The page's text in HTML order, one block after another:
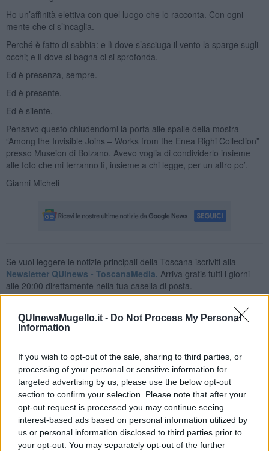
QUInewsMugello.it - Do Not Process My Personal
Information
If you wish to opt-out of the sale, sharing to third parties, or
processing of your personal or sensitive information for
targeted advertising by us, please use the below opt-out
section to confirm your selection. Please note that after your
opt-out request is processed you may continue seeing
interest-based ads based on personal information utilized by
us or personal information disclosed to third parties prior to
your opt-out. You may separately opt-out of the further
Ho un’affinità elettiva con quel luogo che lo racconta. Con ogni
mente che ci s’incaglia.
Perché è fatto di sabbia: e lì dove s’asciuga il vento la sparge sugli
occhi; e lì dove si bagna ci si sprofonda.
Ed è presenza, sempre.
Ed è presente.
Ed è silente.
Pensavo questo chiudendomi la porta alle spalle della mostra
“Among the Invisible Joins – Works from the Enea Righi Collection”
presso Museion di Bolzano. Avevo voglia di condividerlo insieme
alle foto che mi terranno lì, insieme a chi legge, per un altro po’.
Gianni Micheli
Se vuoi leggere le notizie principali della Toscana iscriviti alla
Newsletter QUInews - ToscanaMedia. Arriva gratis tutti i giorni
alle 20:00 direttamente nella tua casella di posta.
Fotogallery